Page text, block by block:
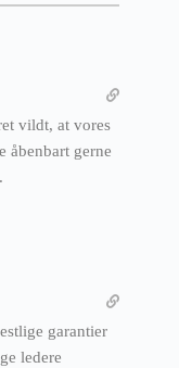
vildt, at vores
åbenbart gerne
garantier
ledere